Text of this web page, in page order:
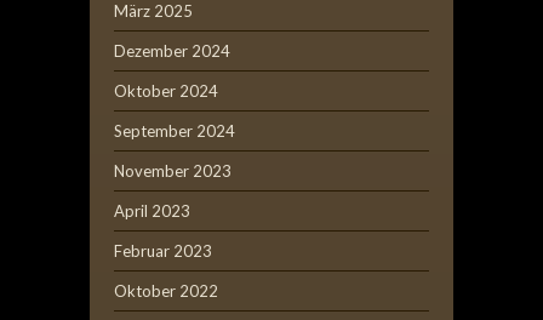
März 2025
Dezember 2024
Oktober 2024
September 2024
November 2023
April 2023
Februar 2023
Oktober 2022